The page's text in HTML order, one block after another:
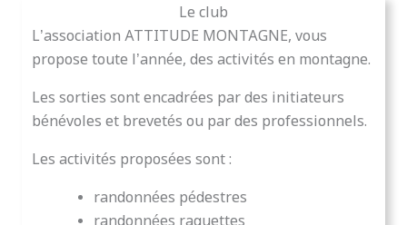
Le club
L’association ATTITUDE MONTAGNE, vous
propose toute l’année, des activités en montagne.
Les sorties sont encadrées par des initiateurs
bénévoles et brevetés ou par des professionnels.
Les activités proposées sont :
randonnées pédestres